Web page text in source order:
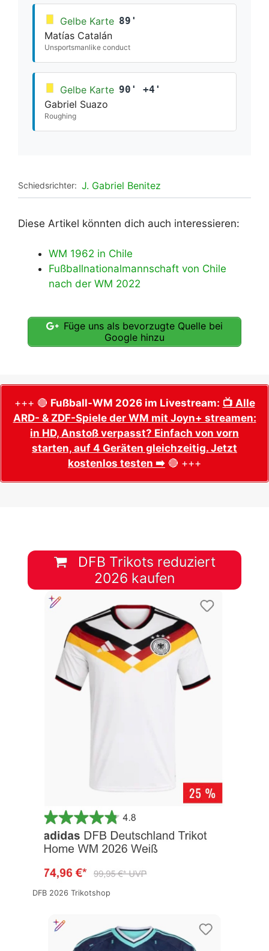
Gelbe Karte 89'
Matías Catalán
Unsportsmanlike conduct
Gelbe Karte 90' +4'
Gabriel Suazo
Roughing
Schiedsrichter: J. Gabriel Benitez
Diese Artikel könnten dich auch interessieren:
WM 1962 in Chile
Fußballnationalmannschaft von Chile
nach der WM 2022
Füge uns als bevorzugte Quelle bei
Google hinzu
+++ 🔴 Fußball-WM 2026 im Livestream: 📺 Alle
ARD- & ZDF-Spiele der WM mit Joyn+ streamen:
in HD, Anstoß verpasst? Einfach von vorn
starten, auf 4 Geräten gleichzeitig. Jetzt
kostenlos testen ➡️ 🔴 +++
DFB Trikots reduziert
2026 kaufen
DFB 2026 Trikotshop